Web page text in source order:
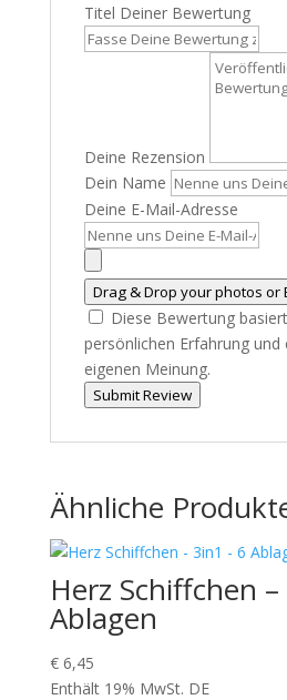
Titel Deiner Bewertung
Deine Rezension
Dein Name
Deine E-Mail-Adresse
Drag & Drop your photos or
Diese Bewertung
persönlichen Erfahrung
eigenen Meinung.
Submit Review
Ähnliche
Herz Schiffchen
Ablagen
€6,45
Enthält 19% MwSt. DE